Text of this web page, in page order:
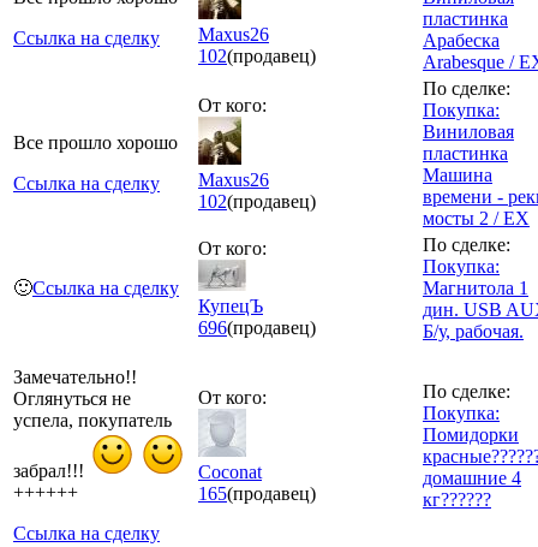
Ссылка на сделку
Maxus26
102(продавец)
пластинка
Арабеска
Arabesque /
Все прошло хорошо
Ссылка на сделку
От кого:
Maxus26
102(продавец)
По сделке:
Покупка:
Виниловая
пластинка
Машина
времени -
мосты 2 / EX
🙂Ссылка на сделку
От кого:
КупецЪ
696(продавец)
По сделке:
Покупка:
Магнитола 1
дин. USB
Б/у, рабочая.
Замечательно!!
Оглянуться не
успела, покупатель
забрал!!!
++++++
Ссылка на сделку
От кого:
Coconat
165(продавец)
По сделке:
Покупка:
Помидорки
домашние 4
кг??????